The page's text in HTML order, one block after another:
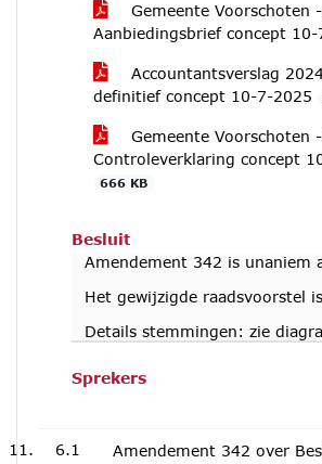
Gemeente Voorschoten
Aanbiedingsbrief concept 10-
Accountantsverslag
definitief concept 10-7-2025
Gemeente Voorschoten
Controleverklaring concept
666 KB
Besluit
Amendement 342 is unaniem
Het gewijzigde raadsvoorstel
Details stemmingen: zie
Sprekers
6.1 Amendement 342 over